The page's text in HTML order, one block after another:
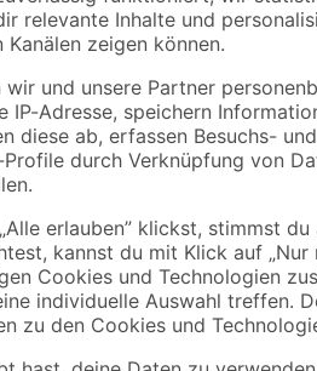
Mengenrabatt
Bestseller
binderholz
Latte sägerau 2000 x
48 x 24 mm
78
Einhell
JS